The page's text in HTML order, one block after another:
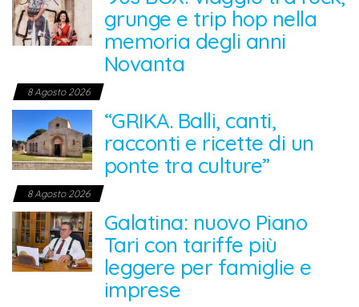
grunge e trip hop nella
memoria degli anni
Novanta
8 Agosto 2026
“GRIKA. Balli, canti,
racconti e ricette di un
ponte tra culture”
8 Agosto 2026
Galatina: nuovo Piano
Tari con tariffe più
leggere per famiglie e
imprese